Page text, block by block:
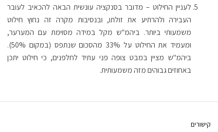
לעניין החילוט – מדובר בסנקציה עונשית הבאה להכאיב לעובר
העבירה ולהרתיע את זולתו, ובנסיבות מקרה זה נחוץ חילוט
משמעותי ביותר. ביהמ"ש מקל במידה מסוימת עם המערער,
ומעמיד את החילוט על 33% מהסכום שנתפס (במקום 50%).
ביהמ"ש מציין במבט צופה פני עתיד לחלפנים, כי חילוט יתכן
באחוזים גבוהים מזה משמעותית.
קישורים